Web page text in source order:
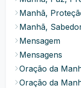
Manhã,
Manhã,
Mensagem
Mensagens
Oração da
Oração da